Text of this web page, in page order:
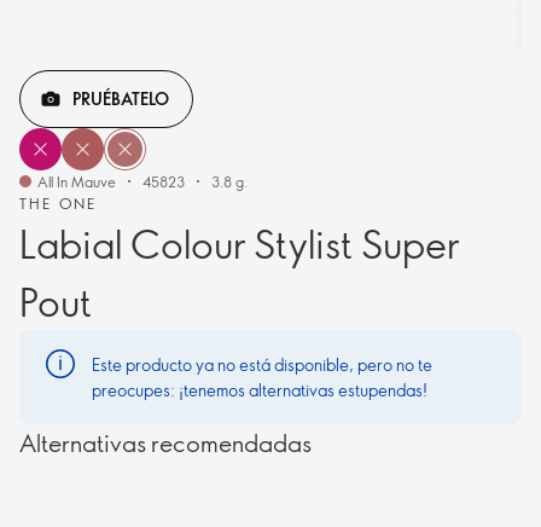
THE ONE
Labial Colour Stylist Super
Pout
PRUÉBATELO
All In Mauve 45823 3.8 g.
Este producto ya no está disponible, pero no te
preocupes: ¡tenemos alternativas estupendas!
Alternativas recomendadas